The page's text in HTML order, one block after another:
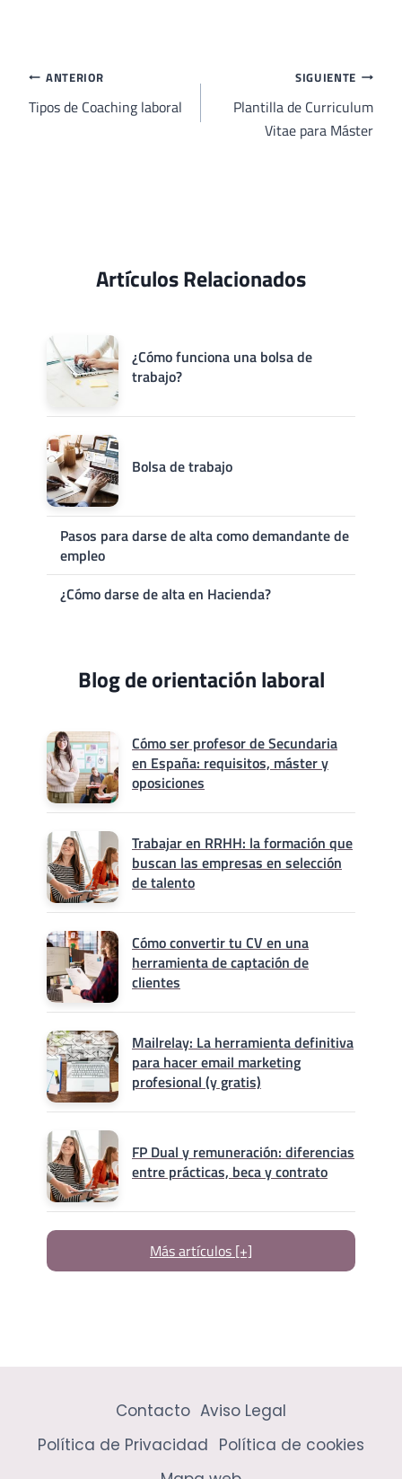
Navegación
de
ANTERIOR
Tipos de Coaching laboral
SIGUIENTE
Plantilla de Curriculum
Vitae para Máster
Artículos Relacionados
¿Cómo funciona una bolsa de
trabajo?
Bolsa de trabajo
Pasos para darse de alta como demandante de
empleo
¿Cómo darse de alta en Hacienda?
Blog de orientación laboral
Cómo ser profesor de Secundaria
en España: requisitos, máster y
oposiciones
Trabajar en RRHH: la formación que
buscan las empresas en selección
de talento
Cómo convertir tu CV en una
herramienta de captación de
clientes
Mailrelay: La herramienta definitiva
para hacer email marketing
profesional (y gratis)
FP Dual y remuneración: diferencias
entre prácticas, beca y contrato
Más artículos [+]
Contacto Aviso Legal
Política de Privacidad Política de cookies